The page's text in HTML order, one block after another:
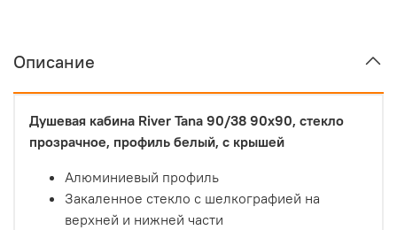
Описание
Душевая кабина River Tana 90/38 90x90, стекло
прозрачное, профиль белый, с крышей
Алюминиевый профиль
Закаленное стекло с шелкографией на
верхней и нижней части